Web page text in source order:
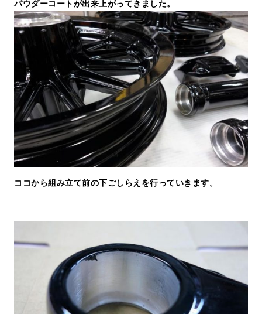
パウダーコートが出来上がってきました。
ココから組み立て前の下ごしらえを行っていきます。